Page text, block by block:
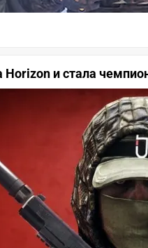
Horizon и стала